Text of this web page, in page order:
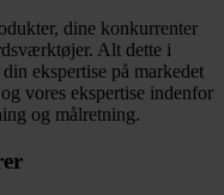
dine konkurrenter
Alt dette i
ekspertise på markedet
vores ekspertise indenfor
og målretning.